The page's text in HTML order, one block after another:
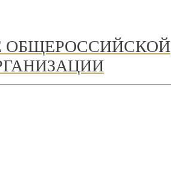
ОБЩЕРОССИЙСКОЙ